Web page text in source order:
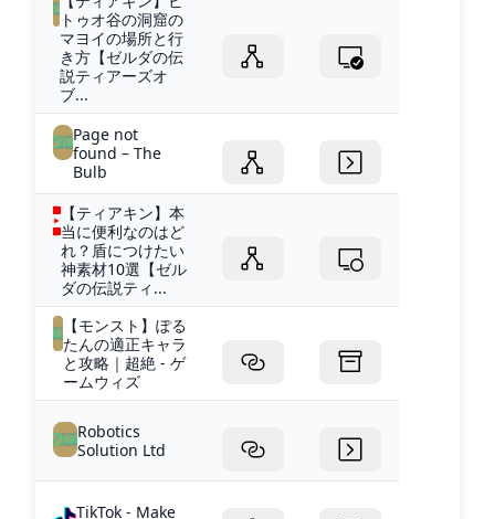
トゥオ谷の洞窟の
マヨイの場所と行
き方【ゼルダの伝
説ティアーズオ
ブ...
Page not
found – The
Bulb
【ティアキン】本
当に便利なのはど
れ？盾につけたい
神素材10選【ゼル
ダの伝説ティ...
【モンスト】ぽる
たんの適正キャラ
と攻略｜超絶 - ゲ
ームウィズ
Robotics
Solution Ltd
TikTok - Make